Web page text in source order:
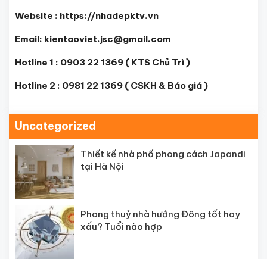
Website : https://nhadepktv.vn
Email: kientaoviet.jsc@gmail.com
Hotline 1 : 0903 22 1369 ( KTS Chủ Trì )
Hotline 2 : 0981 22 1369 ( CSKH & Báo giá )
Uncategorized
Thiết kế nhà phố phong cách Japandi
tại Hà Nội
Phong thuỷ nhà hướng Đông tốt hay
xấu? Tuổi nào hợp